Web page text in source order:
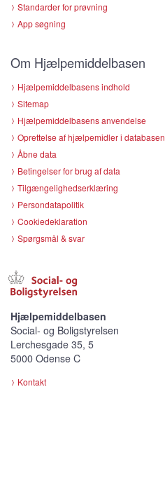
Standarder for prøvning
App søgning
Om Hjælpemiddelbasen
Hjælpemiddelbasens indhold
Sitemap
Hjælpemiddelbasens anvendelse
Oprettelse af hjælpemidler i databasen
Åbne data
Betingelser for brug af data
Tilgængelighedserklæring
Persondatapolitik
Cookiedeklaration
Spørgsmål & svar
Hjælpemiddelbasen
Social- og Boligstyrelsen
Lerchesgade 35, 5
5000 Odense C
Kontakt